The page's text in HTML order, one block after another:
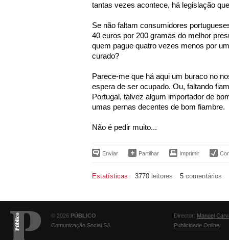
tantas vezes acontece, há legislação
Se não faltam consumidores
40 euros por 200 gramas do melhor
quem pague quatro vezes menos por
curado?
Parece-me que há aqui um buraco no
espera de ser ocupado. Ou, faltando
Portugal, talvez algum importador de
umas pernas decentes de bom fiambre.
Não é pedir muito...
Enviar Partilhar Imprimir
Estatísticas 3770 leitores 5 comentários
© 2026 PÚBLICO
Comunicação Social SA
Director: Manuel
Publicidade Online